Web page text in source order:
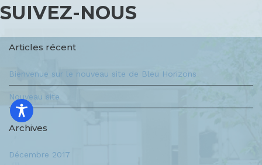
SUIVEZ-NOUS
Articles récent
Bienvenue sur le nouveau site de Bleu Horizons
Nouveau site
Archives
Décembre 2017